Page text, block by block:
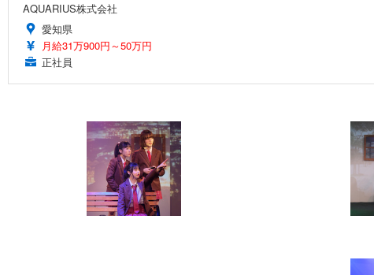
AQUARIUS株式会社
愛知県
月給31万900円～50万円
正社員